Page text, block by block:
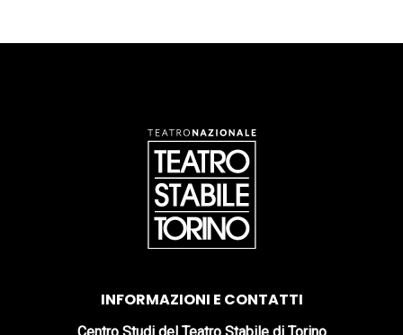
INFORMAZIONI E CONTATTI